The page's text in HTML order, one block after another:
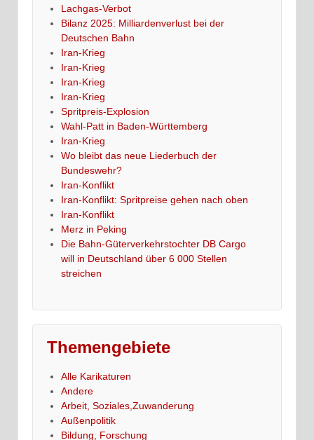
Lachgas-Verbot
Bilanz 2025: Milliardenverlust bei der
Deutschen Bahn
Iran-Krieg
Iran-Krieg
Iran-Krieg
Iran-Krieg
Spritpreis-Explosion
Wahl-Patt in Baden-Württemberg
Iran-Krieg
Wo bleibt das neue Liederbuch der
Bundeswehr?
Iran-Konflikt
Iran-Konflikt: Spritpreise gehen nach oben
Iran-Konflikt
Merz in Peking
Die Bahn-Güterverkehrstochter DB Cargo
will in Deutschland über 6 000 Stellen
streichen
Themengebiete
Alle Karikaturen
Andere
Arbeit, Soziales,Zuwanderung
Außenpolitik
Bildung, Forschung